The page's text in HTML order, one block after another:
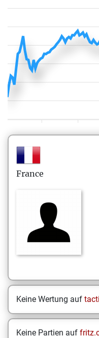
France
Keine Wertung auf
Keine Partien auf